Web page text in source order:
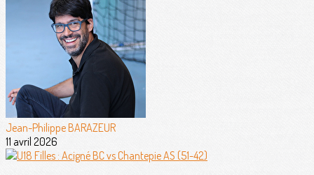
Jean-Philippe BARAZEUR
11 avril 2026